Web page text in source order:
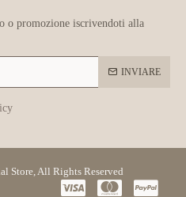
o promozione iscrivendoti alla
INVIARE
Store, All Rights Reserved